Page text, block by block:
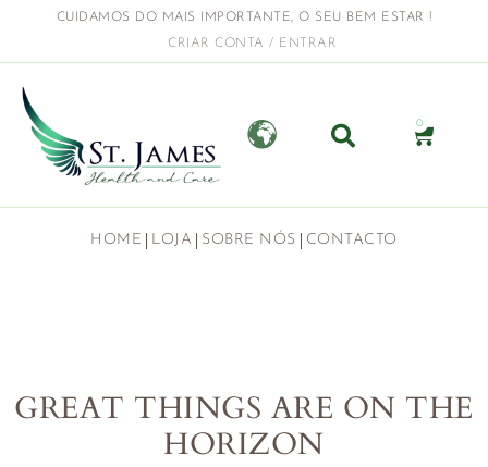
CUIDAMOS DO MAIS IMPORTANTE, O SEU BEM ESTAR !
CRIAR CONTA / ENTRAR
0
HOME LOJA SOBRE NÓS CONTACTO
GREAT THINGS ARE ON THE
HORIZON